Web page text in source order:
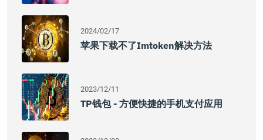
2024/02/17
苹果下载不了imtoken解决方法
2023/12/11
TP钱包 - 方便快捷的手机支付应用